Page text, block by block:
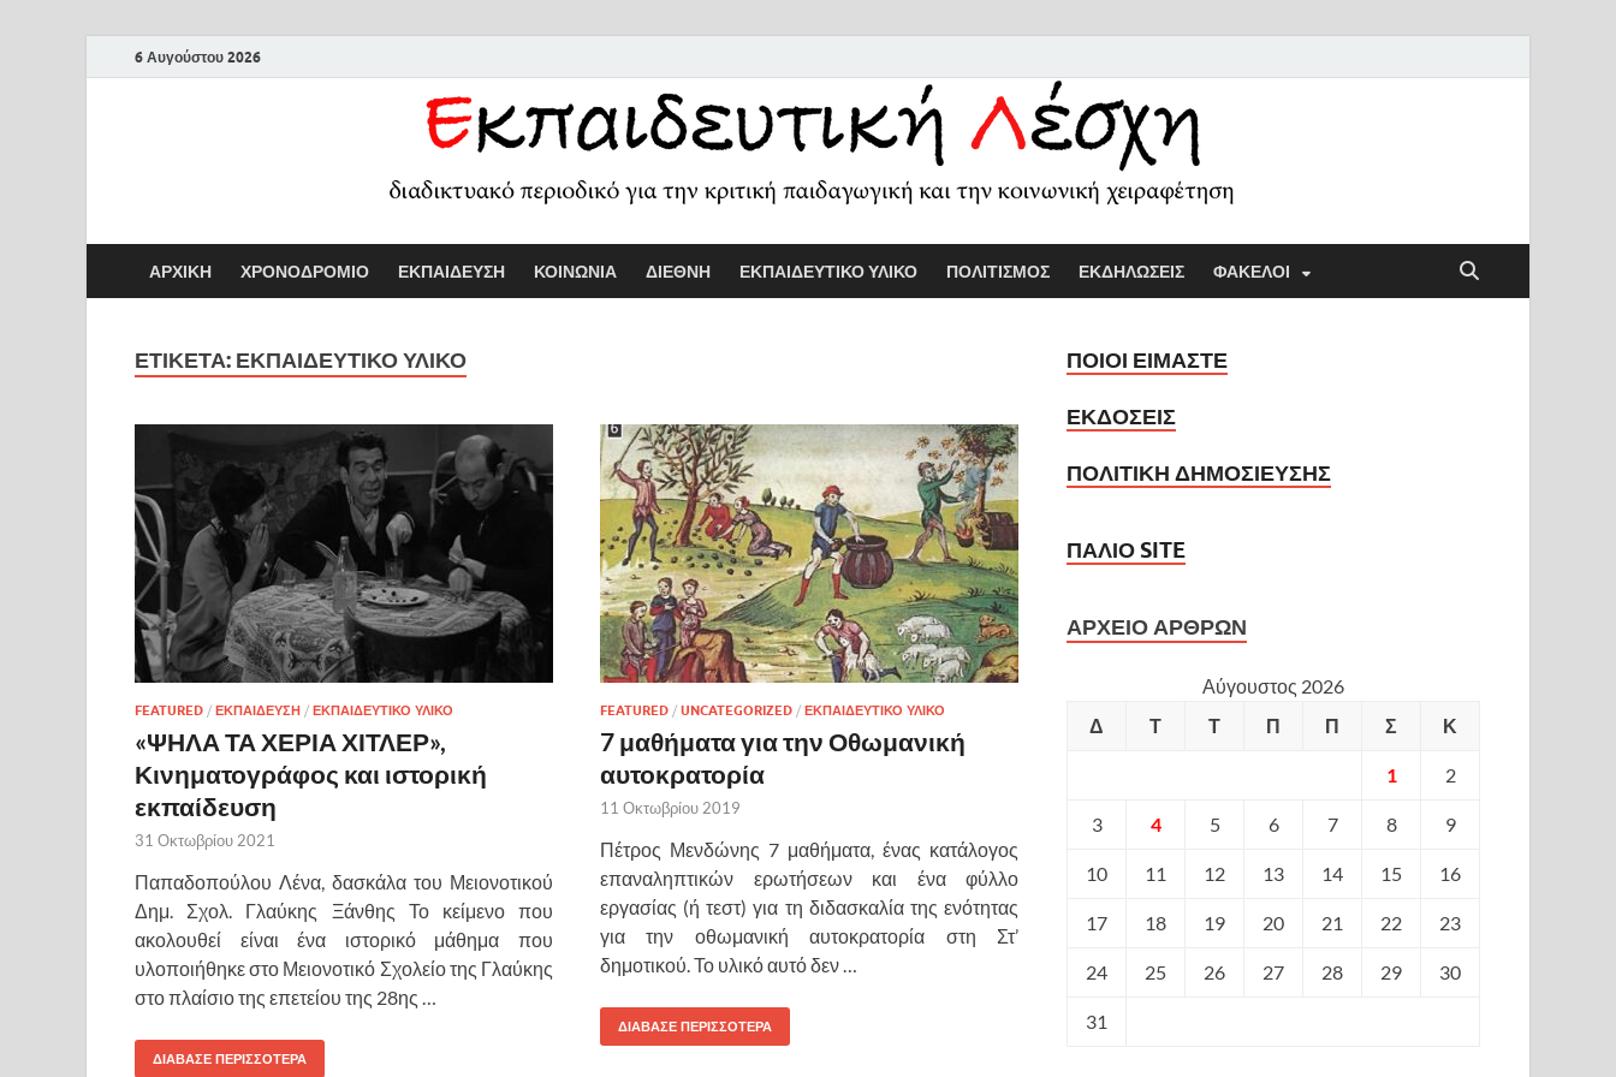
6 Αυγούστου 2026
Εκπαιδευτική Λέσχη
ΑΡΧΙΚΗ ΧΡΟΝΟΔΡΟΜΙΟ ΕΚΠΑΙΔΕΥΣΗ ΚΟΙΝΩΝΙΑ ΔΙΕΘΝΗ ΕΚΠΑΙΔΕΥΤΙΚΟ ΥΛΙΚΟ ΠΟΛΙΤΙΣΜΟΣ ΕΚΔΗΛΩΣΕΙΣ ΦΑΚΕΛΟΙ
ΕΤΙΚΕΤΑ: ΕΚΠΑΙΔΕΥΤΙΚΟ ΥΛΙΚΟ
FEATURED / ΕΚΠΑΙΔΕΥΣΗ / ΕΚΠΑΙΔΕΥΤΙΚΟ ΥΛΙΚΟ
«ΨΗΛΑ ΤΑ ΧΕΡΙΑ ΧΙΤΛΕΡ»,
Κινηματογράφος και ιστορική
εκπαίδευση
31 Οκτωβρίου 2021
Παπαδοπούλου Λένα, δασκάλα του Μειονοτικού
Δημ. Σχολ. Γλαύκης Ξάνθης Το κείμενο που
ακολουθεί είναι ένα ιστορικό μάθημα που
υλοποιήθηκε στο Μειονοτικό Σχολείο της Γλαύκης
στο πλαίσιο της επετείου της 28ης …
ΔΙΑΒΑΣΕ ΠΕΡΙΣΣΟΤΕΡΑ
FEATURED / UNCATEGORIZED / ΕΚΠΑΙΔΕΥΤΙΚΟ ΥΛΙΚΟ
7 μαθήματα για την Οθωμανική
αυτοκρατορία
11 Οκτωβρίου 2019
Πέτρος Μενδώνης 7 μαθήματα, ένας κατάλογος
επαναληπτικών ερωτήσεων και ένα φύλλο
εργασίας (ή τεστ) για τη διδασκαλία της ενότητας
για την οθωμανική αυτοκρατορία στη Στ’
δημοτικού. Το υλικό αυτό δεν …
ΔΙΑΒΑΣΕ ΠΕΡΙΣΣΟΤΕΡΑ
ΠΟΙΟΙ ΕΙΜΑΣΤΕ
ΕΚΔΟΣΕΙΣ
ΠΟΛΙΤΙΚΗ ΔΗΜΟΣΙΕΥΣΗΣ
ΠΑΛΙΟ SITE
ΑΡΧΕΙΟ ΑΡΘΡΩΝ
Αύγουστος 2026
Δ
Τ Τ Π Π Σ Κ
1 2
3 4 5 6 7 8 9
10 11 12 13 14 15 16
17 18 19 20 21 22 23
24 25 26 27 28 29 30
31